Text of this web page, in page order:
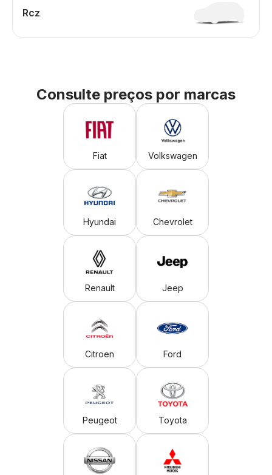
Rcz
Consulte preços por marcas
Fiat Volkswagen
Hyundai Chevrolet
Renault Jeep
Citroen Ford
Peugeot Toyota